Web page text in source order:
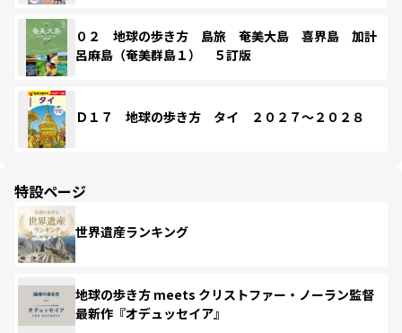
０２ 地球の歩き方 島旅 奄美大島 喜界島 加計
呂麻島（奄美群島１） ５訂版
Ｄ１７ 地球の歩き方 タイ ２０２７～２０２８
特設ページ
世界遺産ランキング
地球の歩き方 meets クリストファー・ノーラン監督
最新作『オデュッセイア』